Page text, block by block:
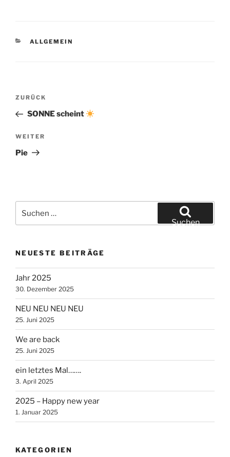
KATEGORIEN
ALLGEMEIN
Beitragsnavigation
Vorheriger
Beitrag
ZURÜCK
SONNE scheint
Nächster
Beitrag
WEITER
Pie
nach:
Suchen
NEUESTE BEITRÄGE
Jahr 2025
30. Dezember 2025
NEU NEU NEU NEU
25. Juni 2025
We are back
25. Juni 2025
ein letztes Mal…….
3. April 2025
2025 – Happy new year
1. Januar 2025
KATEGORIEN